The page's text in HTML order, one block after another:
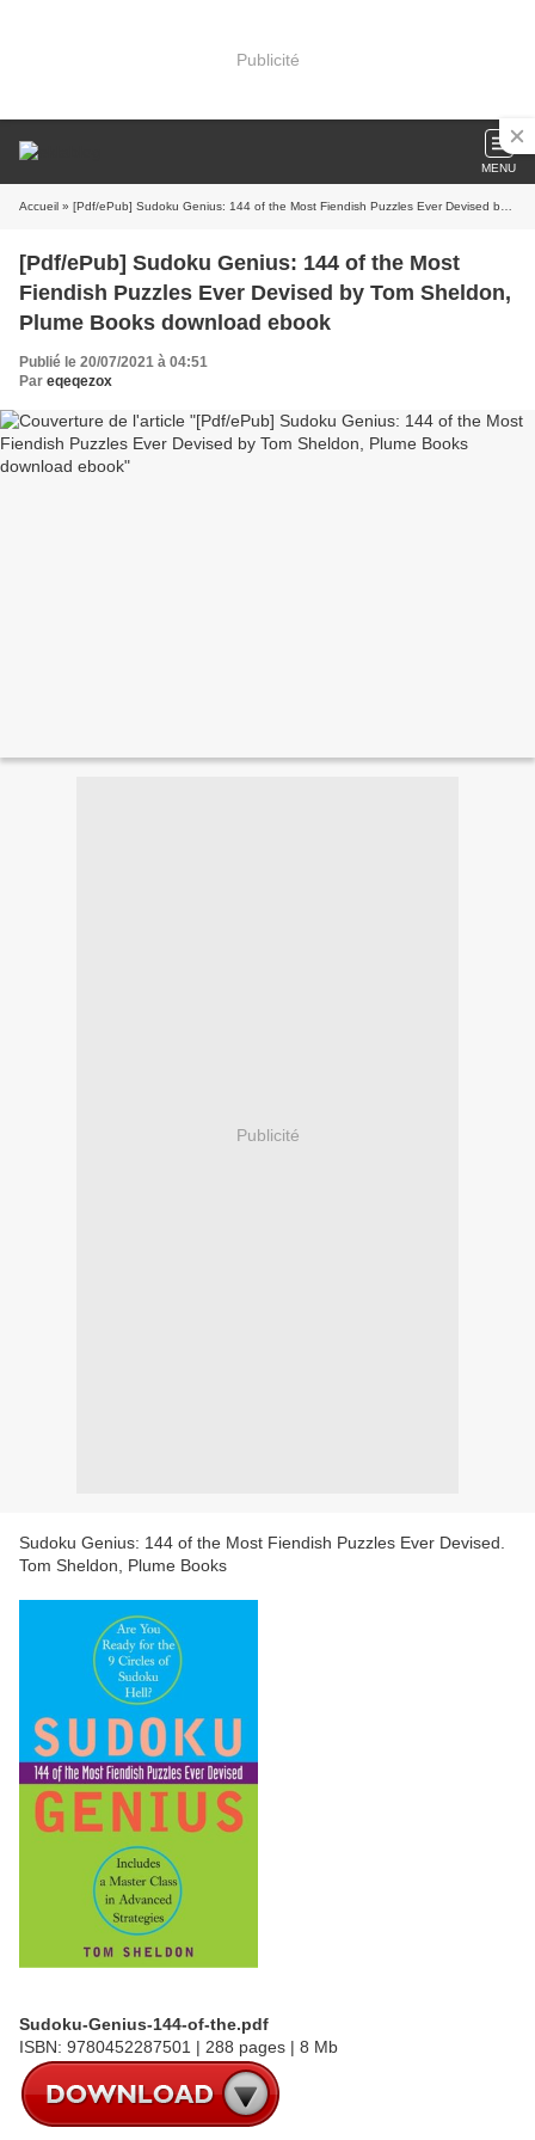
Publicité
MENU
Accueil » [Pdf/ePub] Sudoku Genius: 144 of the Most Fiendish Puzzles Ever Devised by Tom Sheldon, Plume Books download ebook
[Pdf/ePub] Sudoku Genius: 144 of the Most
Fiendish Puzzles Ever Devised by Tom Sheldon,
Plume Books download ebook
Publié le 20/07/2021 à 04:51
Par eqeqezox
Publicité
Sudoku Genius: 144 of the Most Fiendish Puzzles Ever Devised.
Tom Sheldon, Plume Books
Sudoku-Genius-144-of-the.pdf
ISBN: 9780452287501 | 288 pages | 8 Mb